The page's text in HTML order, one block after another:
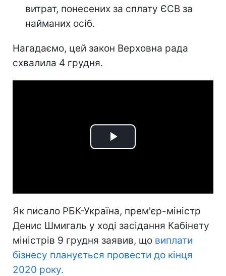
витрат, понесених за сплату ЄСВ за
найманих осіб.
Нагадаємо, цей закон Верховна рада
схвалила 4 грудня.
Play
Як писало РБК-Україна, прем'єр-міністр
Денис Шмигаль у ході засідання Кабінету
міністрів 9 грудня заявив, що виплати
бізнесу планується провести до кінця
2020 року.